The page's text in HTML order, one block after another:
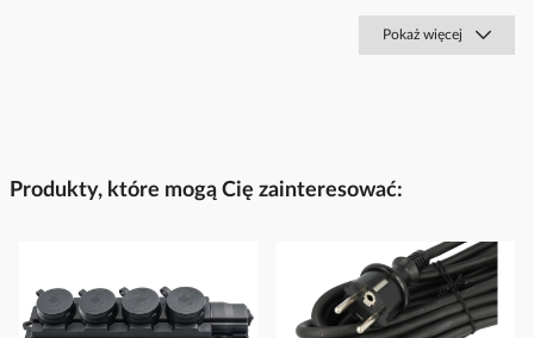
Pokaż więcej
Produkty, które mogą Cię zainteresować: